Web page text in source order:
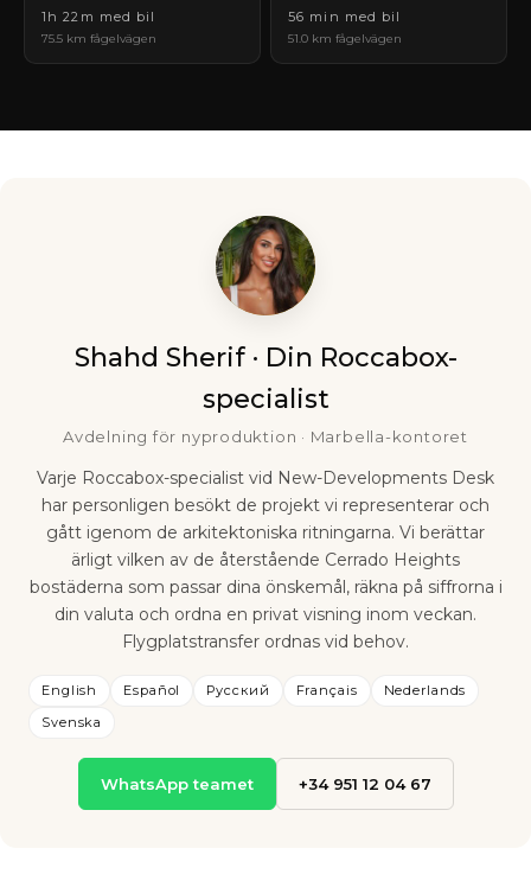
1h 22m med bil
75.5 km fågelvägen
56 min med bil
51.0 km fågelvägen
Shahd Sherif · Din Roccabox-
specialist
Avdelning för nyproduktion · Marbella-kontoret
Varje Roccabox-specialist vid New-Developments Desk
har personligen besökt de projekt vi representerar och
gått igenom de arkitektoniska ritningarna. Vi berättar
ärligt vilken av de återstående Cerrado Heights
bostäderna som passar dina önskemål, räkna på siffrorna i
din valuta och ordna en privat visning inom veckan.
Flygplatstransfer ordnas vid behov.
English Español Русский Français
Nederlands
Svenska
WhatsApp teamet +34 951 12 04 67